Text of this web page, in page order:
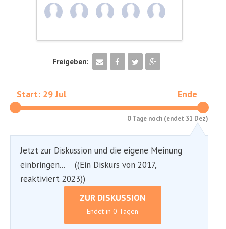
Start: 29 Jul Ende
0 Tage noch (endet 31 Dez)
Jetzt zur Diskussion und die eigene Meinung
einbringen... ((Ein Diskurs von 2017,
reaktiviert 2023))
ZUR DISKUSSION
Endet in 0 Tagen
Freigeben: